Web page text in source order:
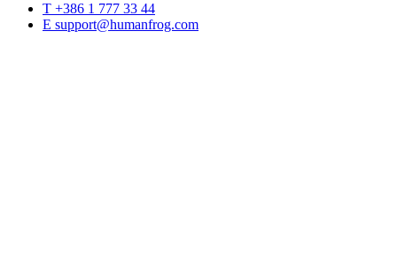
T +386 1 777 33 44
E support@humanfrog.com